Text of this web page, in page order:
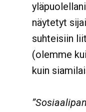
näytetyt
suhteisiin
(olemme
kuin